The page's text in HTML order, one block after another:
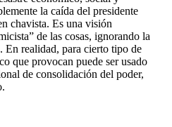
la caída del presidente
chavista. Es una visión
de las cosas, ignorando la
En realidad, para cierto tipo de
que provocan puede ser usado
de consolidación del poder,